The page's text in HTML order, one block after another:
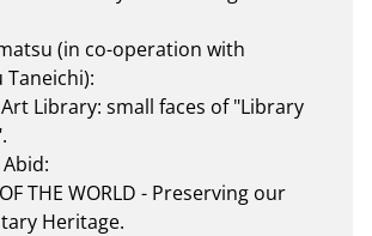
(in co-operation with
Taneichi):
Library: small faces of "Library
THE WORLD - Preserving our
Heritage.